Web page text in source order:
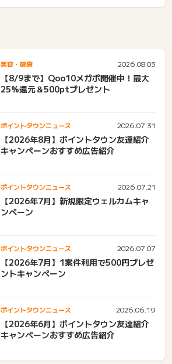
美容・健康 2026.08.03
【8/9まで】Qoo10メガポ開催中！最大
25%還元＆500ptプレゼント
ポイントタウンニュース 2026.07.31
【2026年8月】ポイントタウン友達紹介
キャンペーンおすすめ広告紹介
ポイントタウンニュース 2026.07.21
【2026年7月】新規限定ウェルカムキャ
ンペーン
ポイントタウンニュース 2026.07.07
【2026年7月】1案件利用で500円プレゼ
ントキャンペーン
ポイントタウンニュース 2026.06.19
【2026年6月】ポイントタウン友達紹介
キャンペーンおすすめ広告紹介